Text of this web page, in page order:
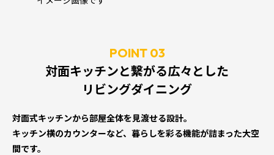
POINT 03
対面キッチンと繋がる広々とした
リビングダイニング
対面式キッチンから部屋全体を見渡せる設計。
キッチン横のカウンターなど、暮らしを彩る機能が詰まった大空
間です。